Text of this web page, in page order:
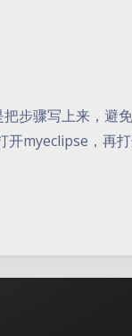
步骤写上来，避
开myeclipse，再